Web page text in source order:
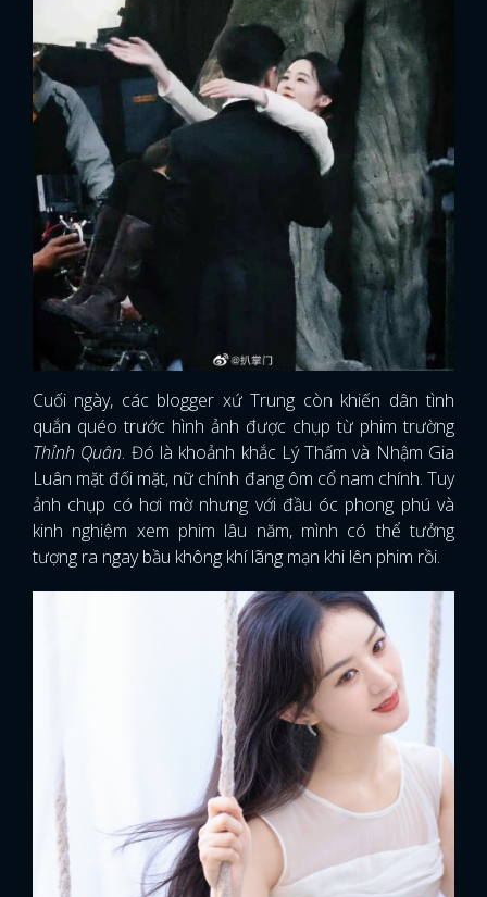
Cuối ngày, các blogger xứ Trung còn khiến dân tình
quắn quéo trước hình ảnh được chụp từ phim trường
Thỉnh Quân. Đó là khoảnh khắc Lý Thấm và Nhậm Gia
Luân mặt đối mặt, nữ chính đang ôm cổ nam chính. Tuy
ảnh chụp có hơi mờ nhưng với đầu óc phong phú và
kinh nghiệm xem phim lâu năm, mình có thể tưởng
tượng ra ngay bầu không khí lãng mạn khi lên phim rồi.